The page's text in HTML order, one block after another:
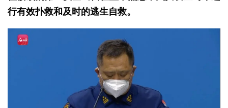
行有效扑救和及时的逃生自救。